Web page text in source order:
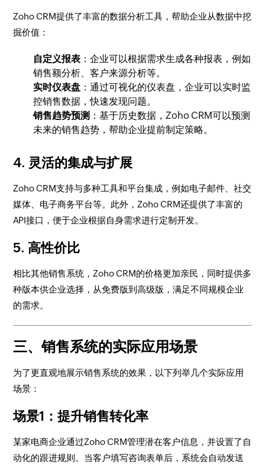
Zoho CRM提供了丰富的数据分析工具，帮助企业从数据中挖
掘价值：
自定义报表 ：企业可以根据需求生成各种报表，例如
销售额分析、客户来源分析等。
实时仪表盘 ：通过可视化的仪表盘，企业可以实时监
控销售数据，快速发现问题。
销售趋势预测 ：基于历史数据，Zoho CRM可以预测
未来的销售趋势，帮助企业提前制定策略。
4. 灵活的集成与扩展
Zoho CRM支持与多种工具和平台集成，例如电子邮件、社交
媒体、电子商务平台等。此外，Zoho CRM还提供了丰富的
API接口，便于企业根据自身需求进行定制开发。
5. 高性价比
相比其他销售系统，Zoho CRM的价格更加亲民，同时提供多
种版本供企业选择，从免费版到高级版，满足不同规模企业
的需求。
三、销售系统的实际应用场景
为了更直观地展示销售系统的效果，以下列举几个实际应用
场景：
场景1：提升销售转化率
某家电商企业通过Zoho CRM管理潜在客户信息，并设置了自
动化的跟进规则。当客户填写咨询表单后，系统会自动发送